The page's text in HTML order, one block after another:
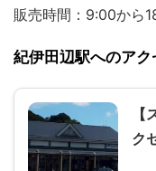
販売時間：9:00から
紀伊田辺駅へのア
ク